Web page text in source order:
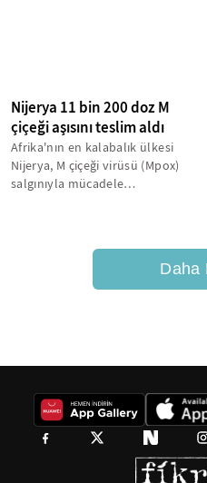
Nijerya 11 bin 200 doz M
çiçeği aşısını teslim aldı
Afrika'nın en kalabalık ülkesi
Nijerya, M çiçeği virüsü (Mpox)
salgınıyla mücadele
Daha